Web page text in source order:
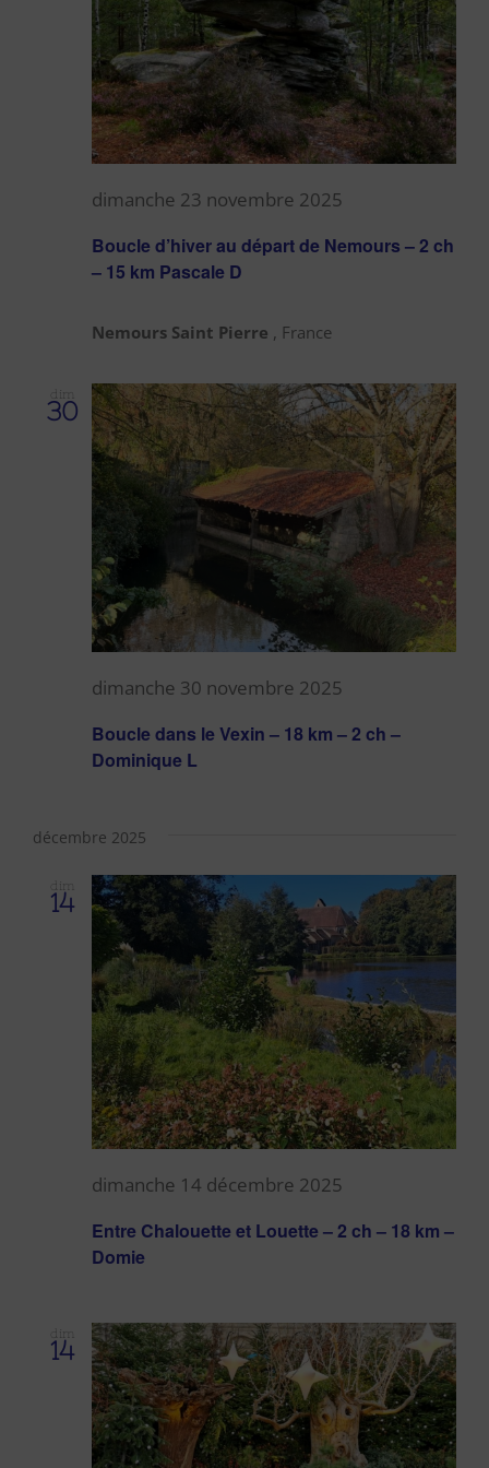
Boucle d’hiver au départ de Nemours – 2 ch
– 15 km Pascale D
dimanche 23 novembre 2025
Nemours Saint Pierre , France
dim
30
Boucle dans le Vexin – 18 km – 2 ch –
Dominique L
dimanche 30 novembre 2025
décembre 2025
dim
14
Entre Chalouette et Louette – 2 ch – 18 km –
Domie
dimanche 14 décembre 2025
dim
14